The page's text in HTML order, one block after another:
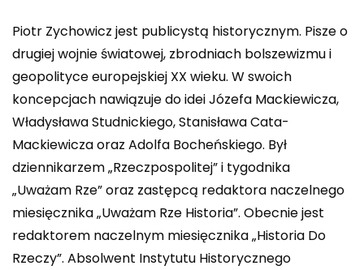
Piotr Zychowicz jest publicystą historycznym. Pisze o
drugiej wojnie światowej, zbrodniach bolszewizmu i
geopolityce europejskiej XX wieku. W swoich
koncepcjach nawiązuje do idei Józefa Mackiewicza,
Władysława Studnickiego, Stanisława Cata-
Mackiewicza oraz Adolfa Bocheńskiego. Był
dziennikarzem „Rzeczpospolitej” i tygodnika
„Uważam Rze” oraz zastępcą redaktora naczelnego
miesięcznika „Uważam Rze Historia”. Obecnie jest
redaktorem naczelnym miesięcznika „Historia Do
Rzeczy”. Absolwent Instytutu Historycznego